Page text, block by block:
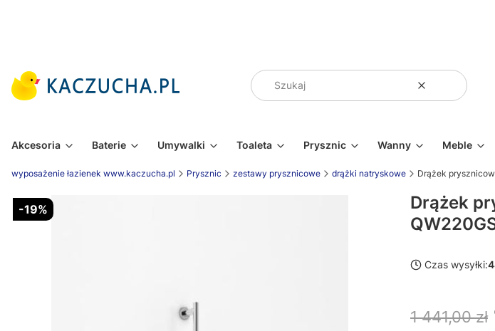
WyczyśćSzukaj
Akcesoria Baterie Umywalki Toaleta Prysznic Wanny Meble
wyposażenie łazienek www.kaczucha.pl Prysznic zestawy prysznicowe drążki natryskowe Drążek
-19%
Drążek
Czas wysyłki:
1 441,00 zł